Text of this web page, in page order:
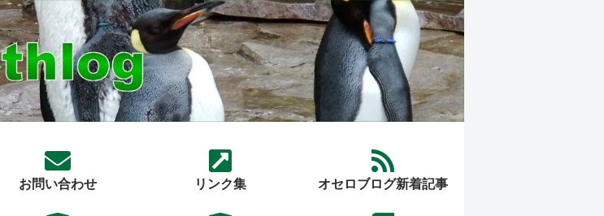
お問い合わせ リンク集 オセロブログ新着記事